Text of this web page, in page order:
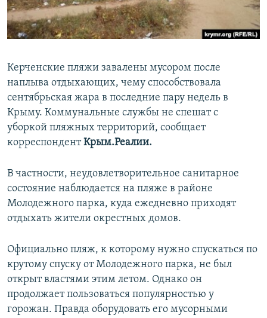
ПОБЕДИТЕЛЕЙ НЕ СУДЯТ?
КРЫМ.НЕПОКОРЕННЫЙ
УКРАИНСКАЯ ПРОБЛЕМА КРЫМА
ПРИСОЕДИНЯЙТЕСЬ!
Все сайты RFE/RL
Керченские пляжи завалены мусором после
наплыва отдыхающих, чему способствовала
сентябрьская жара в последние пару недель в
Крыму. Коммунальные службы не спешат с
уборкой пляжных территорий, сообщает
корреспондентКрым.Реалии.
В частности, неудовлетворительное санитарное
состояние наблюдается на пляже в районе
Молодежного парка, куда ежедневно приходят
отдыхать жители окрестных домов.
Официально пляж, к которому нужно спускаться по
крутому спуску от Молодежного парка, не был
открыт властями этим летом. Однако он
продолжает пользоваться популярностью у
горожан. Правда оборудовать его мусорными